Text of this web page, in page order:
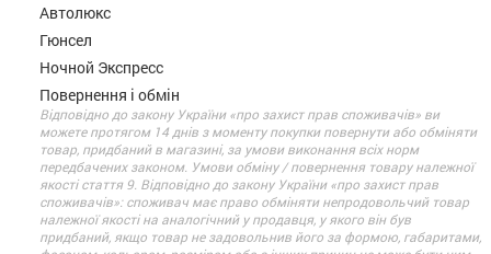
Автолюкс
Гюнсел
Ночной Экспресс
Повернення і обмін
Відповідно до закону України «про захист прав споживачів» ви
можете протягом 14 днів з моменту покупки повернути або обміняти
товар, придбаний в магазині, за умови виконання всіх норм
передбачених законом. Умови обміну / повернення товару належної
якості стаття 9. Відповідно до закону України «про захист прав
споживачів»: споживач має право обміняти непродовольчий товар
належної якості на аналогічний у продавця, у якого він був
придбаний, якщо товар не задовольнив його за формою, габаритами,